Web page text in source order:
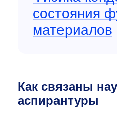
состояния
материалов
Как связаны
аспирантуры